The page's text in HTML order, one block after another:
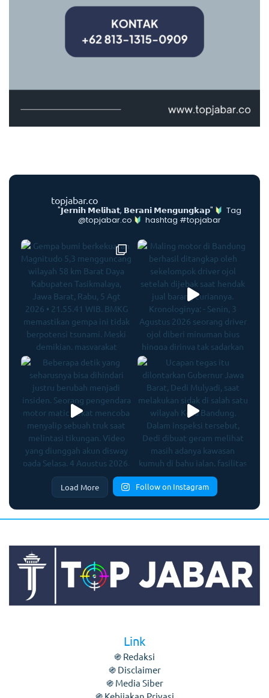
topjabar.co
"𝗝𝗲𝗿𝗻𝗶𝗵 𝗠𝗲𝗹𝗶𝗵𝗮𝘁, 𝗕𝗲𝗿𝗮𝗻𝗶 𝗠𝗲𝗻𝗴𝘂𝗻𝗴𝗸𝗮𝗽"
Tag
@topjabar.co
hashtag #topjabar
Load More Follow on Instagram
Link
֍ Redaksi
֍ Disclaimer
֍ Media Siber